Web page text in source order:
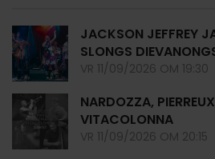
JACKSON JEFFREY
SLONGS
VR 11/09/2026 OM 19:30
NARDOZZA,
VITACOLONNA
VR 11/09/2026 OM 20:15